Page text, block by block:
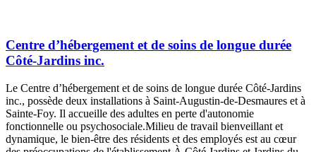
Centre d’hébergement et de soins de longue durée
Côté-Jardins inc.
Le Centre d’hébergement et de soins de longue durée Côté-Jardins
inc., possède deux installations à Saint-Augustin-de-Desmaures et à
Sainte-Foy. Il accueille des adultes en perte d'autonomie
fonctionnelle ou psychosociale.Milieu de travail bienveillant et
dynamique, le bien-être des résidents et des employés est au cœur